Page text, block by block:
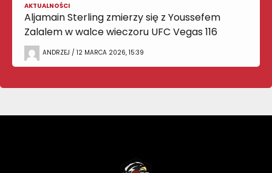
AKTUALNOŚCI
Aljamain Sterling zmierzy się z Youssefem
Zalalem w walce wieczoru UFC Vegas 116
ANDRZEJ / 12 MARCA 2026, 15:39